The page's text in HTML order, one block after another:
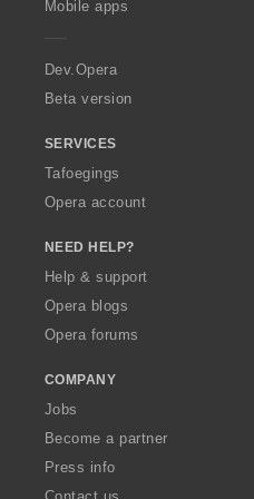
a
Mobile apps
Dev.Opera
Beta version
SERVICES
Tafoegings
Opera account
NEED HELP?
Help & support
Opera blogs
Opera forums
COMPANY
Jobs
Become a partner
Press info